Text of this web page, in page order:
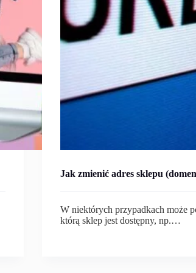
Jak zmienić adres sklepu
W niektórych przypadkach może
którą sklep jest dostępny, np.…